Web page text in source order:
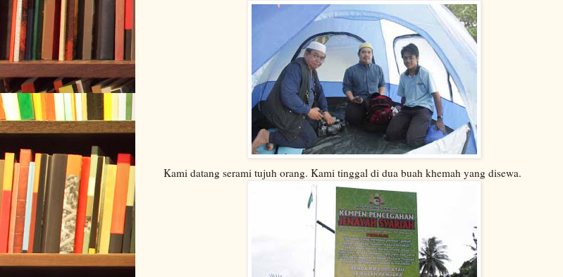
Kami datang serami tujuh orang. Kami tinggal di dua buah khemah yang disewa.